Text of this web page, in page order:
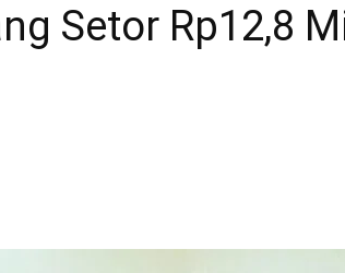
Setor Rp12,8